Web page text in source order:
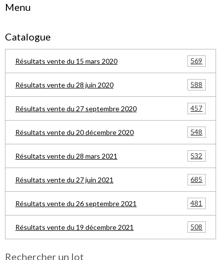
Menu
Catalogue
Résultats vente du 15 mars 2020 569
Résultats vente du 28 juin 2020 588
Résultats vente du 27 septembre 2020 457
Résultats vente du 20 décembre 2020 548
Résultats vente du 28 mars 2021 532
Résultats vente du 27 juin 2021 685
Résultats vente du 26 septembre 2021 481
Résultats vente du 19 décembre 2021 508
Rechercher un lot